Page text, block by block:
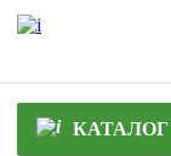
КАТАЛОГ